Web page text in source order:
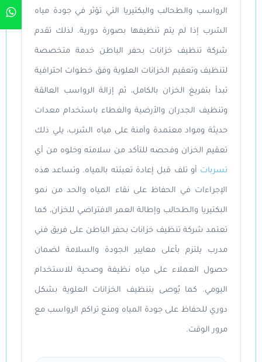
الرواسب والطحالب والبكتيريا التي تؤثر في جودة مياه
الشرب إذا لم يتم تنظيفها بصورة دورية. لذلك تقدم
شركة تنظيف خزانات بحفر الباطن خدمة متخصصة
لتنظيف وتعقيم الخزانات العلوية وفق خطوات احترافية
تبدأ بتفريغ الخزان بالكامل، ثم إزالة الرواسب العالقة
وتنظيف الجدران والأرضية والغطاء باستخدام معدات
حديثة ومواد معتمدة وآمنة على مياه الشرب، يلي ذلك
تعقيم الخزان وفحصه للتأكد من سلامته وخلوه من أي
تسربات أو تلف قبل إعادة تعبئته بالمياه. وتساعد هذه
الإجراءات في الحفاظ على نقاء المياه والحد من نمو
البكتيريا والطحالب وإطالة العمر الافتراضي للخزان، كما
تعتمد شركة تنظيف خزانات بحفر الباطن على فريق فني
مدرب يلتزم بأعلى معايير الجودة والسلامة لضمان
حصول العملاء على مياه نظيفة وصحية للاستخدام
اليومي. كما يُوصى بتنظيف الخزانات العلوية بشكل
دوري للحفاظ على جودة المياه ومنع تراكم الرواسب مع
مرور الوقت.